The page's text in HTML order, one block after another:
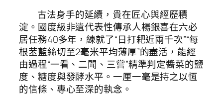
古法身手的延續，貴在匠心與經歷積
淀。國度級非遺代表性傳承人楊銀喜在六必
居任務40多年，練就了“日打耙近兩千次”“每
根苤藍絲切至2毫米平均薄厚”的盡活，能經
由過程“一看、二聞、三嘗”精準判定醬菜的鹽
度、糖度與發酵水平。一厘一毫是持之以恆
的信條、專心至深的執念。